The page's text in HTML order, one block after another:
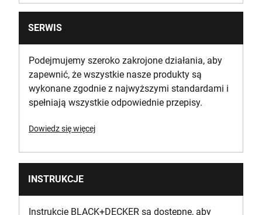
SERWIS
Podejmujemy szeroko zakrojone działania, aby
zapewnić, że wszystkie nasze produkty są
wykonane zgodnie z najwyższymi standardami i
spełniają wszystkie odpowiednie przepisy.
Dowiedz się więcej
INSTRUKCJE
Instrukcje BLACK+DECKER są dostępne, aby